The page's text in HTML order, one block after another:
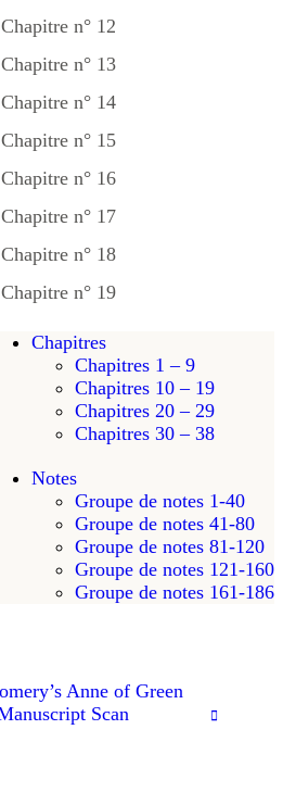
Chapitre n° 12
Chapitre n° 13
Chapitre n° 14
Chapitre n° 15
Chapitre n° 16
Chapitre n° 17
Chapitre n° 18
Chapitre n° 19
Chapitres
Chapitres 1 – 9
Chapitres 10 – 19
Chapitres 20 – 29
Chapitres 30 – 38
Notes
Groupe de notes 1-40
Groupe de notes 41-80
Groupe de notes 81-120
Groupe de notes 121-160
Groupe de notes 161-186